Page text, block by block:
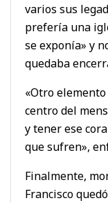
varios sus
prefería una
se exponía» y
quedaba
«Otro
centro del
y tener ese
que sufren»,
Finalmente,
Francisco